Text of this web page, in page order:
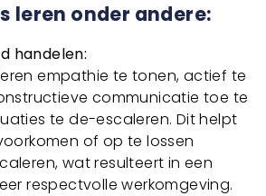
leren onder andere:
handelen:
empathie te tonen, actief te
communicatie toe te
te de-escaleren. Dit helpt
of op te lossen
wat resulteert in een
respectvolle werkomgeving.